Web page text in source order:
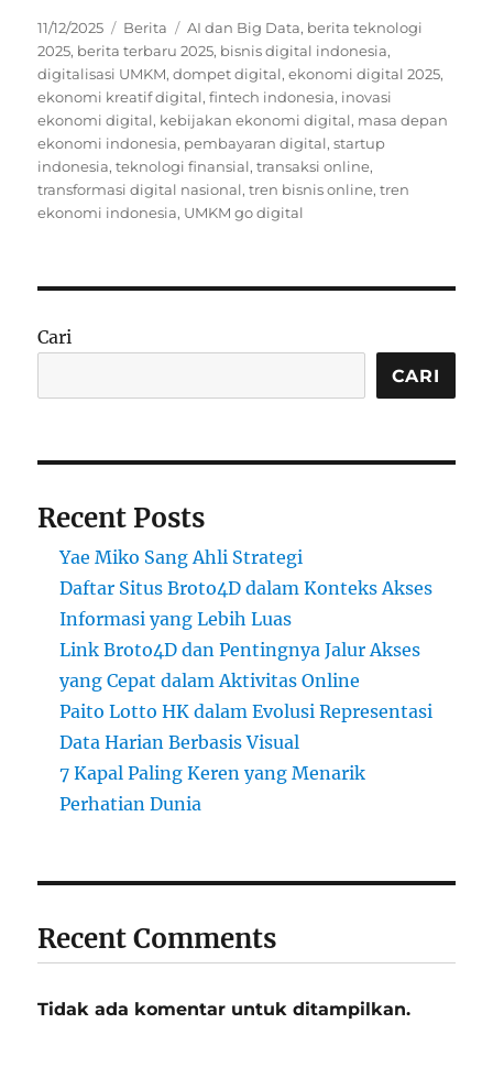
Posted
on
11/12/2025 Categories
Berita Tags
AI dan Big Data, berita teknologi
2025, berita terbaru 2025, bisnis digital indonesia,
digitalisasi UMKM,dompet digital,ekonomi digital 2025,
ekonomi kreatif digital,fintech indonesia, inovasi
ekonomi digital, kebijakan ekonomi digital, masa depan
ekonomi indonesia, pembayaran digital,startup
indonesia,teknologi finansial,transaksi online,
transformasi digital nasional,tren bisnis online,tren
ekonomi indonesia, UMKM go digital
Cari
CARI
Recent Posts
Yae Miko Sang Ahli Strategi
Daftar Situs Broto4D dalam Konteks Akses
Informasi yang Lebih Luas
Link Broto4D dan Pentingnya Jalur Akses
yang Cepat dalam Aktivitas Online
Paito Lotto HK dalam Evolusi Representasi
Data Harian Berbasis Visual
7 Kapal Paling Keren yang Menarik
Perhatian Dunia
Recent Comments
Tidak ada komentar untuk ditampilkan.